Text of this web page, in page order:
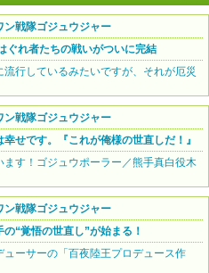
ン戦隊ゴジュウジャー
ぐれ者たちの戦いがついに完結
行しているみたいですが、それが厄災
ン戦隊ゴジュウジャー
せです。『これが俺様の世直しだ！』
す！ゴジュウポーラー／熊手真白役木
ン戦隊ゴジュウジャー
“覚悟の世直し”が始まる！
ーサーの「百夜陸王プロデュース作